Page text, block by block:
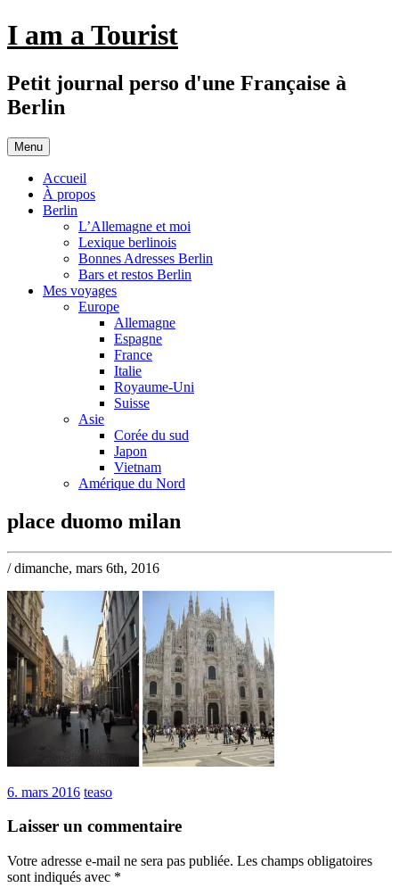
Aller
au
I am a Tourist
Petit journal perso d'une Française à
Berlin
Menu
Accueil
À propos
Berlin
L’Allemagne et moi
Lexique berlinois
Bonnes Adresses Berlin
Bars et restos Berlin
Mes voyages
Europe
Allemagne
Espagne
France
Italie
Royaume-Uni
Suisse
Asie
Corée du sud
Japon
Vietnam
Amérique du Nord
place duomo milan
/ dimanche, mars 6th, 2016
6. mars 2016 teaso
Laisser un commentaire
Votre adresse e-mail ne sera pas publiée. Les champs obligatoires
sont indiqués avec *